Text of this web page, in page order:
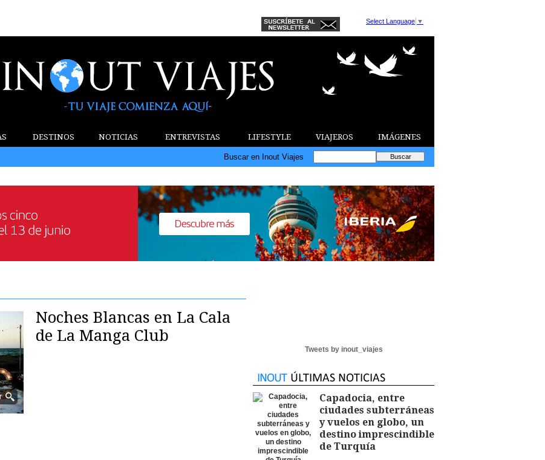
Select Language ▼
DESTINOS NOTICIAS ENTREVISTAS LIFESTYLE VIAJEROS IMÁGENES
Buscar en Inout Viajes
Noches Blancas en La Cala
de La Manga Club
Tweets by inout_viajes
Capadocia, entre
ciudades subterráneas
y vuelos en globo, un
destino imprescindible
de Turquía